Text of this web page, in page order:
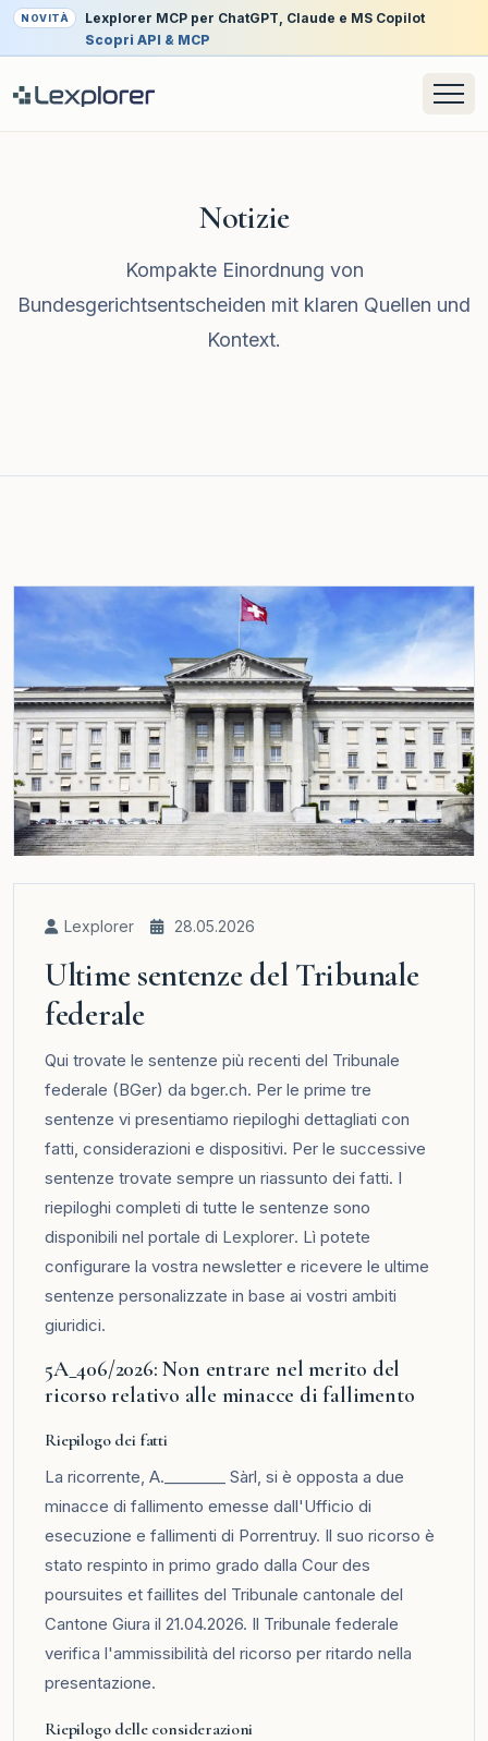
NOVITÀ
Lexplorer MCP per ChatGPT, Claude e MS Copilot
Scopri API & MCP
Notizie
Kompakte Einordnung von
Bundesgerichtsentscheiden mit klaren Quellen und
Kontext.
Lexplorer 28.05.2026
Ultime sentenze del Tribunale
federale
Qui trovate le sentenze più recenti del Tribunale
federale (BGer) da bger.ch. Per le prime tre
sentenze vi presentiamo riepiloghi dettagliati con
fatti, considerazioni e dispositivi. Per le successive
sentenze trovate sempre un riassunto dei fatti. I
riepiloghi completi di tutte le sentenze sono
disponibili nel portale di Lexplorer. Lì potete
configurare la vostra newsletter e ricevere le ultime
sentenze personalizzate in base ai vostri ambiti
giuridici.
5A_406/2026: Non entrare nel merito del
ricorso relativo alle minacce di fallimento
Riepilogo dei fatti
La ricorrente, A.________ Sàrl, si è opposta a due
minacce di fallimento emesse dall'Ufficio di
esecuzione e fallimenti di Porrentruy. Il suo ricorso è
stato respinto in primo grado dalla Cour des
poursuites et faillites del Tribunale cantonale del
Cantone Giura il 21.04.2026. Il Tribunale federale
verifica l'ammissibilità del ricorso per ritardo nella
presentazione.
Riepilogo delle considerazioni